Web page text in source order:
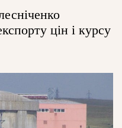
цін і курсу